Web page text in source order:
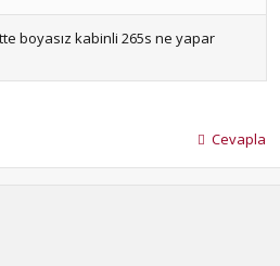
boyasız kabinli 265s ne yapar
Cevapla